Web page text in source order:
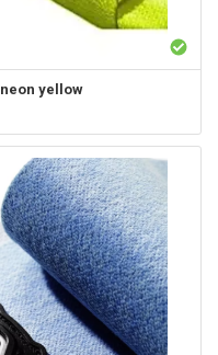
yellow